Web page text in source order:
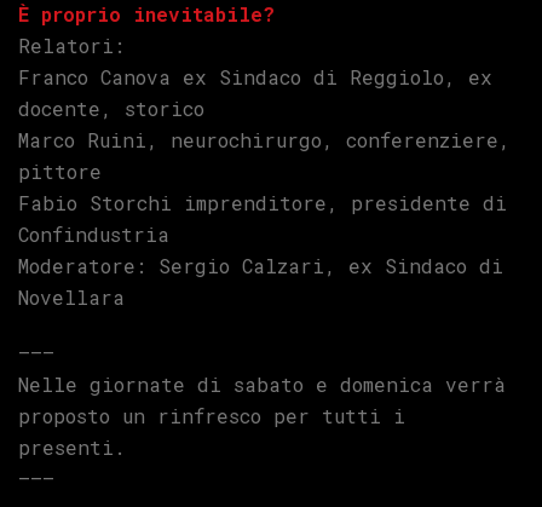
È proprio inevitabile?
Relatori:
Franco Canova ex Sindaco di Reggiolo, ex
docente, storico
Marco Ruini, neurochirurgo, conferenziere,
pittore
Fabio Storchi imprenditore, presidente di
Confindustria
Moderatore: Sergio Calzari, ex Sindaco di
Novellara
——–
Nelle giornate di sabato e domenica verrà
proposto un rinfresco per tutti i
presenti.
——–